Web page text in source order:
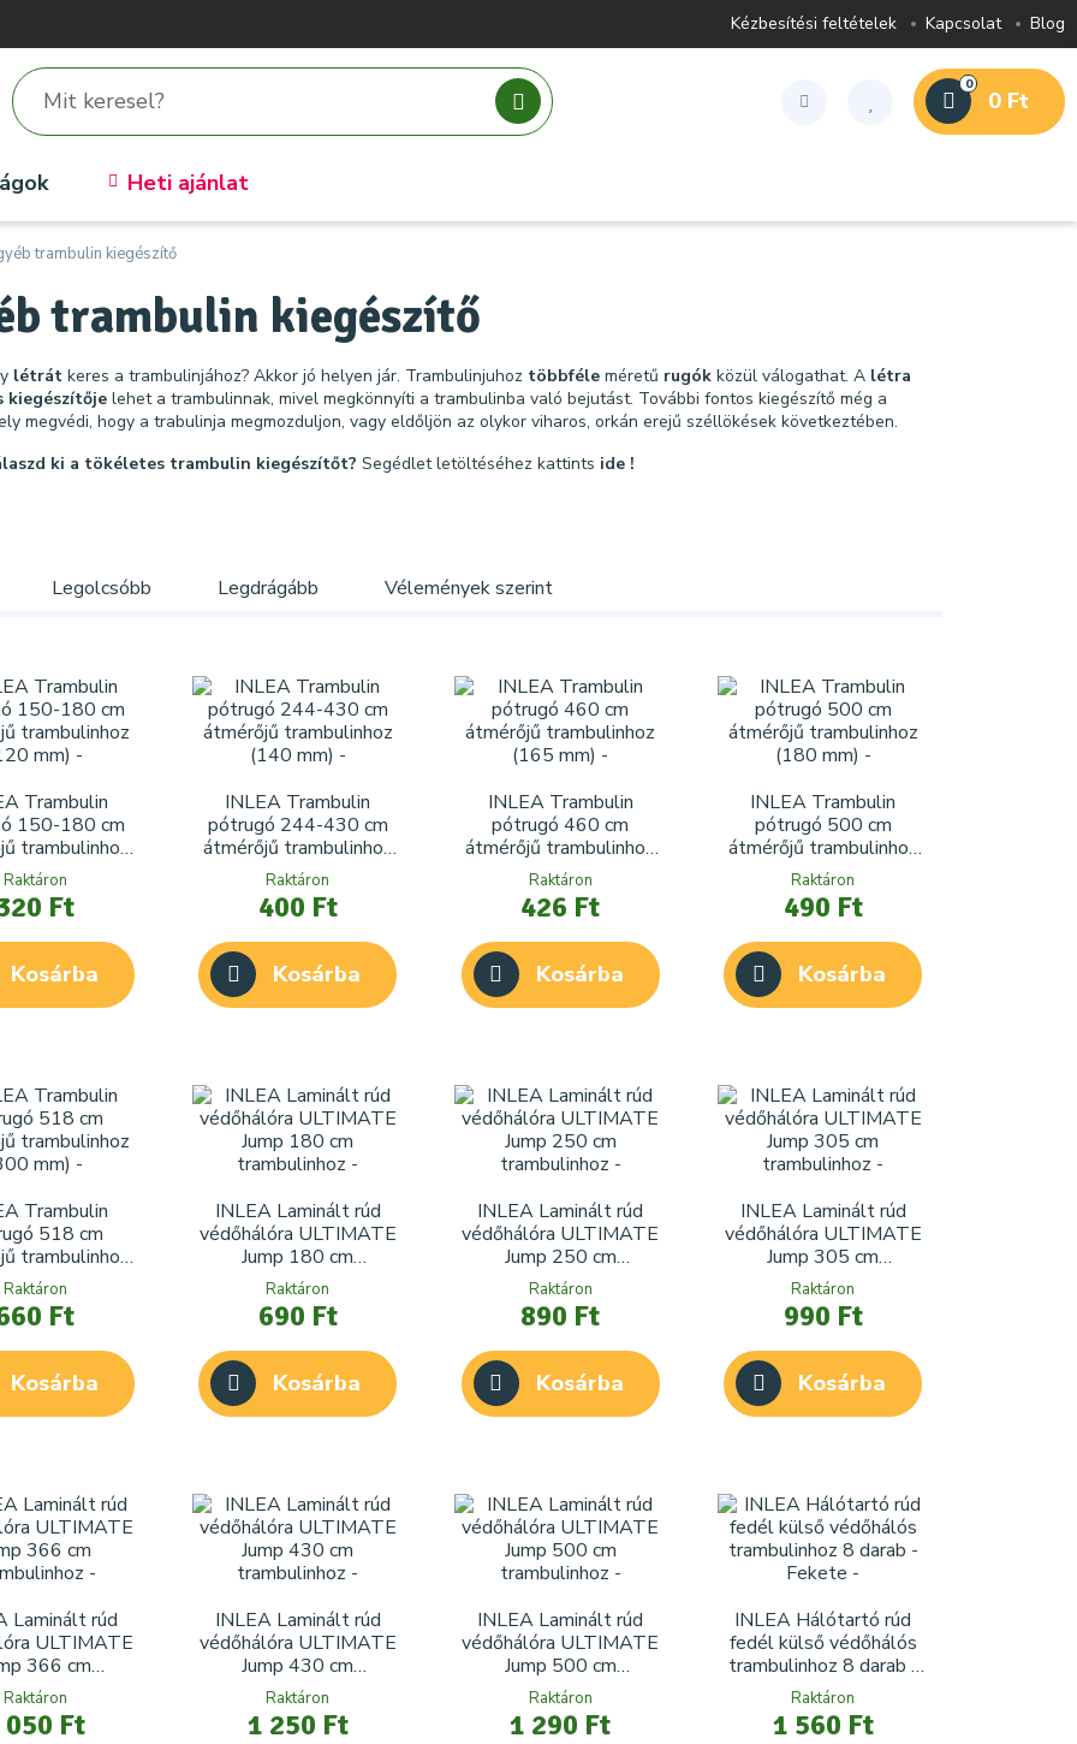
Kézbesítési feltételek Kapcsolat Blog
0
0 Ft
Heti ajánlat
trambulin kiegészítő
trambulin kiegészítő
létrát keres a trambulinjához? Akkor jó helyen jár. Trambulinjuhoz többféle méretű rugók közül válogathat. A létra
kiegészítője lehet a trambulinnak, mivel megkönnyíti a trambulinba való bejutást. További fontos kiegészítő még a
megvédi, hogy a trabulinja megmozduljon, vagy eldőljön az olykor viharos, orkán erejű széllökések következtében.
ki a tökéletes trambulin kiegészítőt? Segédlet letöltéséhez kattints ide !
Legolcsóbb Legdrágább Vélemények szerint
Trambulin
150-180 cm
trambulinhoz
(120 mm)
Raktáron
Ft
Kosárba
INLEA Trambulin
pótrugó 244-430 cm
átmérőjű trambulinhoz
(140 mm)
Raktáron
400 Ft
Kosárba
INLEA Trambulin
pótrugó 460 cm
átmérőjű trambulinhoz
(165 mm)
Raktáron
426 Ft
Kosárba
INLEA Trambulin
pótrugó 500 cm
átmérőjű trambulinhoz
(180 mm)
Raktáron
490 Ft
Kosárba
Trambulin
518 cm
trambulinhoz
(300 mm)
Raktáron
Ft
Kosárba
INLEA Laminált rúd
védőhálóra ULTIMATE
Jump 180 cm
trambulinhoz
Raktáron
690 Ft
Kosárba
INLEA Laminált rúd
védőhálóra ULTIMATE
Jump 250 cm
trambulinhoz
Raktáron
890 Ft
Kosárba
INLEA Laminált rúd
védőhálóra ULTIMATE
Jump 305 cm
trambulinhoz
Raktáron
990 Ft
Kosárba
Laminált rúd
ULTIMATE
366 cm
Raktáron
050 Ft
INLEA Laminált rúd
védőhálóra ULTIMATE
Jump 430 cm
trambulinhoz
Raktáron
1 250 Ft
INLEA Laminált rúd
védőhálóra ULTIMATE
Jump 500 cm
trambulinhoz
Raktáron
1 290 Ft
INLEA Hálótartó rúd
fedél külső védőhálós
trambulinhoz 8 darab -
Fekete
Raktáron
1 560 Ft